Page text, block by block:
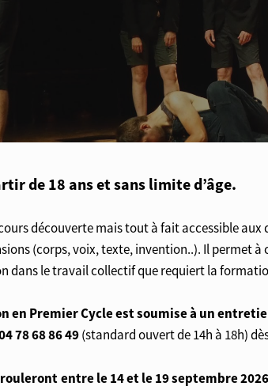
de 18 ans et sans limite d’âge.
découverte mais tout à fait accessible aux
(corps, voix, texte, invention..). Il permet
dans le travail collectif que requiert la
en Premier Cycle est soumise à un
78 68 86 49(standard ouvert de 14h à 18h)
entre le 14 et le 19 septembre 2026